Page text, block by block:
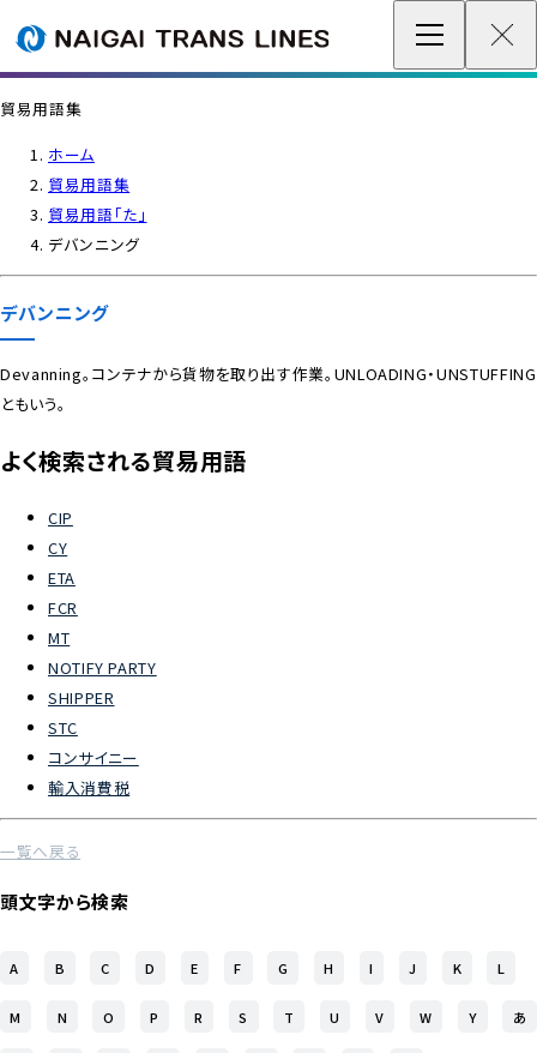
サステナビリティ
ENGLISH
企業情報 / グローバルネットワーク
各種情報
最新情報
お問い合わせ / お見積り
貿易用語集
ホーム
貿易用語集
貿易用語「た」
デバンニング
デバンニング
Devanning。コンテナから貨物を取り出す作業。UNLOADING・UNSTUFFING
ともいう。
よく検索される貿易用語
CIP
CY
ETA
FCR
MT
NOTIFY PARTY
SHIPPER
STC
コンサイニー
輸入消費税
一覧へ戻る
頭文字から検索
A B C D E F G H I J K L
M N O P R S T U V W Y あ